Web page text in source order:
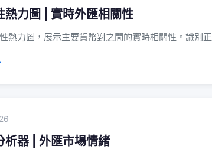
熱力圖 | 實時外匯相關性
熱力圖，展示主要貨幣對之間的實時相關性。識別
析器 | 外匯市場情緒